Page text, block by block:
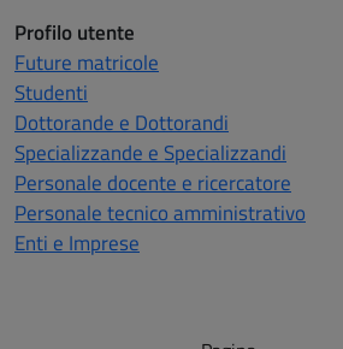
Profilo utente
Future matricole
Studenti
Dottorande e Dottorandi
Specializzande e Specializzandi
Personale docente e ricercatore
Personale tecnico amministrativo
Enti e Imprese